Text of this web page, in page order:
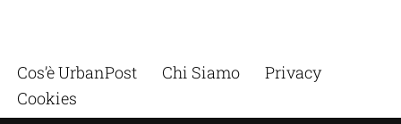
Cos’è UrbanPost Chi Siamo
Privacy
Cookies